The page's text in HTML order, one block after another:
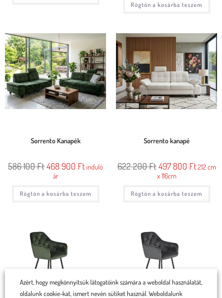
Rögtön a kosárba teszem
Sorrento Kanapék
586 100Ft468 900 Ftinduló
ár
Rögtön a kosárba teszem
Sorrento kanapé
622 200Ft 497 800 Ft212 cm
x 116cm
Rögtön a kosárba teszem
Azért, hogy megkönnyítsük látogatóink számára a weboldal használatát,
oldalunk cookie-kat, ismert nevén sütiket használ. Weboldalunk